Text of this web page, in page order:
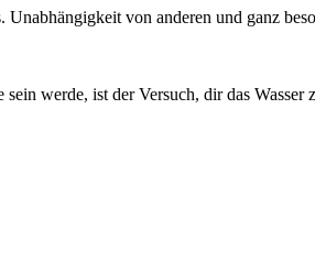
von anderen und ganz
werde, ist der Versuch, dir das Wasser